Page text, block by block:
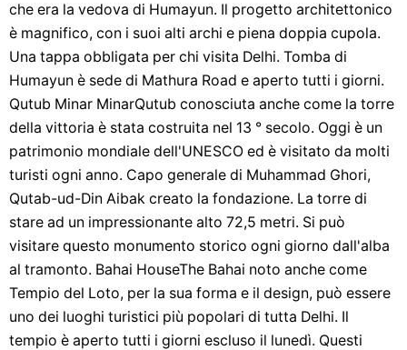
che era la vedova di Humayun. Il progetto architettonico
è magnifico, con i suoi alti archi e piena doppia cupola.
Una tappa obbligata per chi visita Delhi. Tomba di
Humayun è sede di Mathura Road e aperto tutti i giorni.
Qutub Minar MinarQutub conosciuta anche come la torre
della vittoria è stata costruita nel 13 ° secolo. Oggi è un
patrimonio mondiale dell'UNESCO ed è visitato da molti
turisti ogni anno. Capo generale di Muhammad Ghori,
Qutab-ud-Din Aibak creato la fondazione. La torre di
stare ad un impressionante alto 72,5 metri. Si può
visitare questo monumento storico ogni giorno dall'alba
al tramonto. Bahai HouseThe Bahai noto anche come
Tempio del Loto, per la sua forma e il design, può essere
uno dei luoghi turistici più popolari di tutta Delhi. Il
tempio è aperto tutti i giorni escluso il lunedì. Questi